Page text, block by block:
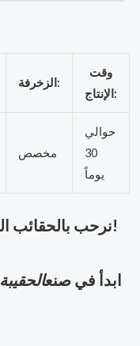
الزخرفة:
وقت
الإنتاج:
مخصص
حوالي
30
يوماً
نرحب بالحقائب المخصصة وحقائب البيع بالجملة!
ابدأ في صنعالحقيبة